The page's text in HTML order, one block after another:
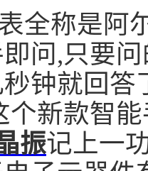
全称是阿
问,只要
钟就回答
个新款智
振记上一